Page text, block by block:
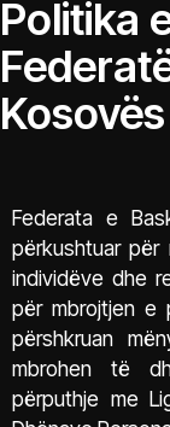
Politika
Kosovës
Federata e
përkushtuar
individëve dhe
për mbrojtjen e
përshkruan
mbrohen të
përputhje me